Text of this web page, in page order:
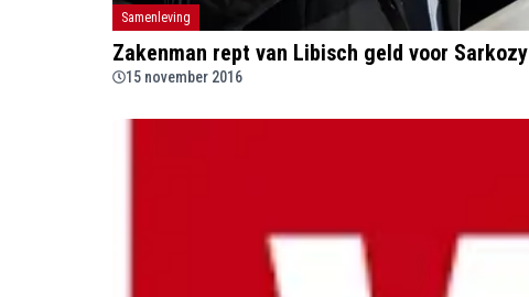
Samenleving
Zakenman rept van Libisch geld voor Sarkozy
15 november 2016